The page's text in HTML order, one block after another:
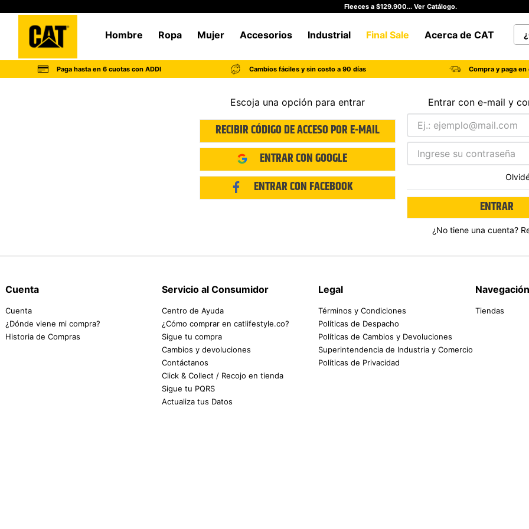
Fleeces a $129.900... Ver Catálogo.
Hombre Ropa Mujer Accesorios Industrial Final Sale Acerca de CAT
Paga hasta en 6 cuotas con ADDI Cambios fáciles y sin costo a 90 días Compra y paga en
Escoja una opción para entrar
RECIBIR CÓDIGO DE ACCESO POR E-MAIL
ENTRAR CONGOOGLE
ENTRAR CONFACEBOOK
Entrar con e-mail y
ENTRAR
¿No tiene una cuenta?
Cuenta
Cuenta
¿Dónde viene mi compra?
Historia de Compras
Servicio al Consumidor
Centro de Ayuda
¿Cómo comprar en catlifestyle.co?
Sigue tu compra
Cambios y devoluciones
Contáctanos
Click & Collect / Recojo en tienda
Sigue tu PQRS
Actualiza tus Datos
Legal
Términos y Condiciones
Políticas de Despacho
Políticas de Cambios y Devoluciones
Superintendencia de Industria y Comercio
Políticas de Privacidad
Navegación
Tiendas
1 botas hombre
2
5 . botas industriales
6. tenis
7. botas